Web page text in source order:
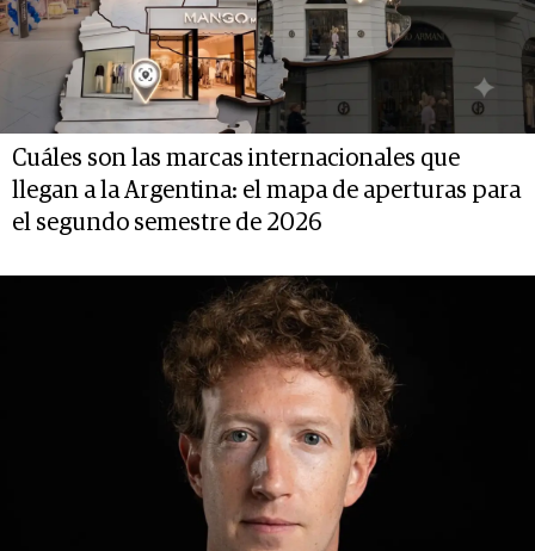
Cuáles son las marcas internacionales que
llegan a la Argentina: el mapa de aperturas para
el segundo semestre de 2026